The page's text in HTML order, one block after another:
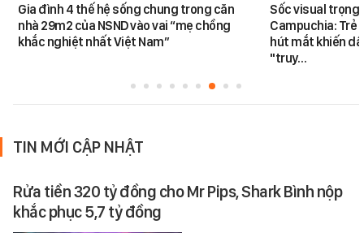
Gia đình 4 thế hệ sống chung trong căn
nhà 29m2 của NSND vào vai “mẹ chồng
khắc nghiệt nhất Việt Nam”
Sốc visual trọng
Campuchia: Trẻ
hút mắt khiến
"truy…
TIN MỚI CẬP NHẬT
Rửa tiền 320 tỷ đồng cho Mr Pips, Shark Bình nộp
khắc phục 5,7 tỷ đồng